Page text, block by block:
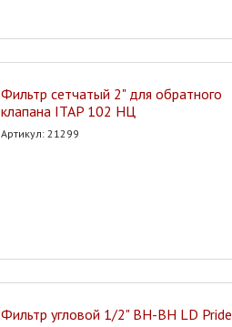
Фильтр сетчатый 2" для обратного
клапана ITAP 102 НЦ
Артикул: 21299
Фильтр угловой 1/2" ВН-ВН LD Pride